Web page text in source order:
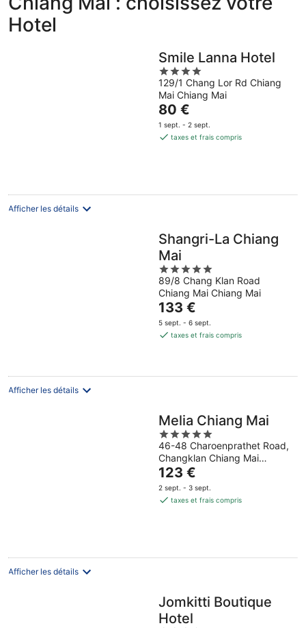
Hotel
Smile Lanna Hotel
4
out
of
5
129/1 Chang Lor Rd Chiang
Mai Chiang Mai
Le
prix
est
80 €
1 sept. - 2 sept.
taxes et frais compris
Afficher les détails
Shangri-La Chiang
Mai
5
out
of
5
89/8 Chang Klan Road
Chiang Mai Chiang Mai
Le
prix
est
par
133 €
5 sept. - 6 sept.
taxes et frais compris
Afficher les détails
Melia Chiang Mai
5
out
of
5
46-48 Charoenprathet Road,
Changklan Chiang Mai
Chiang Mai Province
Le
prix
est
123 €
2 sept. - 3 sept.
taxes et frais compris
Afficher les détails
Jomkitti Boutique
Hotel